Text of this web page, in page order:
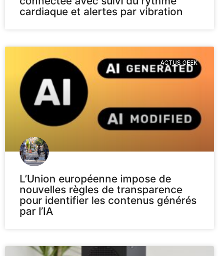
cardiaque et alertes par vibration
ACTUS GEEK
L’Union européenne impose de
nouvelles règles de transparence
pour identifier les contenus générés
par l’IA